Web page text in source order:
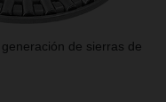
de sierras de